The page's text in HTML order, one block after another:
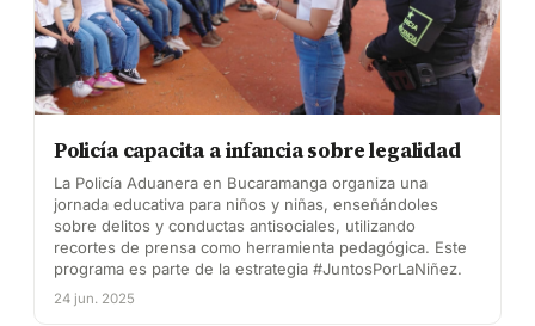
Policía capacita a infancia sobre legalidad
La Policía Aduanera en Bucaramanga organiza una
jornada educativa para niños y niñas, enseñándoles
sobre delitos y conductas antisociales, utilizando
recortes de prensa como herramienta pedagógica. Este
programa es parte de la estrategia #JuntosPorLaNiñez.
24 jun. 2025